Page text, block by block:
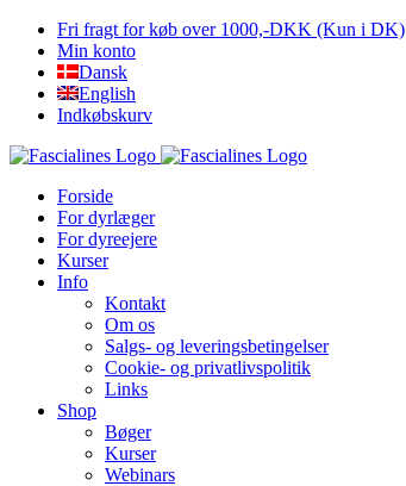
Skip
content
Fri fragt for køb over 1000,-DKK (Kun i DK)
Min konto
Dansk
English
Indkøbskurv
Forside
For dyrlæger
For dyreejere
Kurser
Info
Kontakt
Om os
Salgs- og leveringsbetingelser
Cookie- og privatlivspolitik
Links
Shop
Bøger
Kurser
Webinars